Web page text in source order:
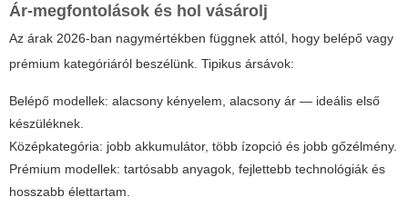
Ár-megfontolások és hol vásárolj
Az árak 2026-ban nagymértékben függnek attól, hogy belépő vagy
prémium kategóriáról beszélünk. Tipikus ársávok:
Belépő modellek: alacsony kényelem, alacsony ár — ideális első
készüléknek.
Középkategória: jobb akkumulátor, több ízopció és jobb gőzélmény.
Prémium modellek: tartósabb anyagok, fejlettebb technológiák és
hosszabb élettartam.